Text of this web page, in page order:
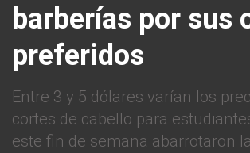
barberías por sus
preferidos
Entre 3 y 5 dólares varían los
cortes de cabello para
este fin de semana abarrotaron